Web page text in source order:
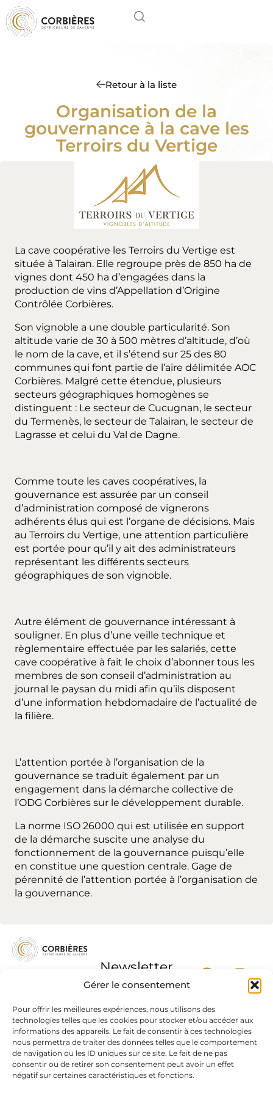
Gérer le consentement
Pour offrir les meilleures expériences, nous utilisons des
technologies telles que les cookies pour stocker et/ou accéder aux
informations des appareils. Le fait de consentir à ces technologies
nous permettra de traiter des données telles que le comportement
de navigation ou les ID uniques sur ce site. Le fait de ne pas
consentir ou de retirer son consentement peut avoir un effet
négatif sur certaines caractéristiques et fonctions.
Retour à la liste
Organisation de la
gouvernance à la cave les
Terroirs du Vertige
La cave coopérative les Terroirs du Vertige est
située à Talairan. Elle regroupe près de 850 ha de
vignes dont 450 ha d’engagées dans la
production de vins d’Appellation d’Origine
Contrôlée Corbières.
Son vignoble a une double particularité. Son
altitude varie de 30 à 500 mètres d’altitude, d’où
le nom de la cave, et il s’étend sur 25 des 80
communes qui font partie de l’aire délimitée AOC
Corbières. Malgré cette étendue, plusieurs
secteurs géographiques homogènes se
distinguent : Le secteur de Cucugnan, le secteur
du Termenès, le secteur de Talairan, le secteur de
Lagrasse et celui du Val de Dagne.
Comme toute les caves coopératives, la
gouvernance est assurée par un conseil
d’administration composé de vignerons
adhérents élus qui est l’organe de décisions. Mais
au Terroirs du Vertige, une attention particulière
est portée pour qu’il y ait des administrateurs
représentant les différents secteurs
géographiques de son vignoble.
Autre élément de gouvernance intéressant à
souligner. En plus d’une veille technique et
règlementaire effectuée par les salariés, cette
cave coopérative à fait le choix d’abonner tous les
membres de son conseil d’administration au
journal le paysan du midi afin qu’ils disposent
d’une information hebdomadaire de l’actualité de
la filière.
L’attention portée à l’organisation de la
gouvernance se traduit également par un
engagement dans la démarche collective de
l’ODG Corbières sur le développement durable.
La norme ISO 26000 qui est utilisée en support
de la démarche suscite une analyse du
fonctionnement de la gouvernance puisqu’elle
en constitue une question centrale. Gage de
pérennité de l’attention portée à l’organisation de
la gouvernance.
Newsletter
J'accepte la
politique de
confidentialité